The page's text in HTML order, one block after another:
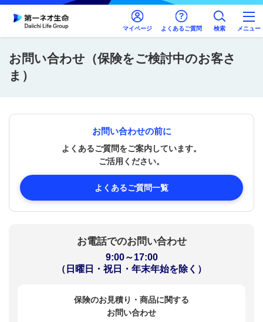
マイページ よくあるご質問 検索 メニュー
お問い合わせ（保険をご検討中のお客さ
ま）
お問い合わせの前に
よくあるご質問をご案内しています。
ご活用ください。
よくあるご質問一覧
お電話でのお問い合わせ
9:00～17:00
（日曜日・祝日・年末年始を除く）
保険のお見積り・商品に関する
お問い合わせ